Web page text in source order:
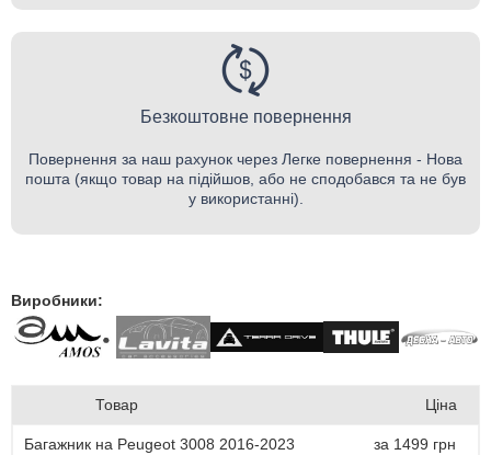
Безкоштовне повернення
Повернення за наш рахунок через Легке повернення - Нова
пошта (якщо товар на підійшов, або не сподобався та не був
у використанні).
Виробники:
Товар Ціна
Багажник на Peugeot 3008 2016-2023 за 1499 грн